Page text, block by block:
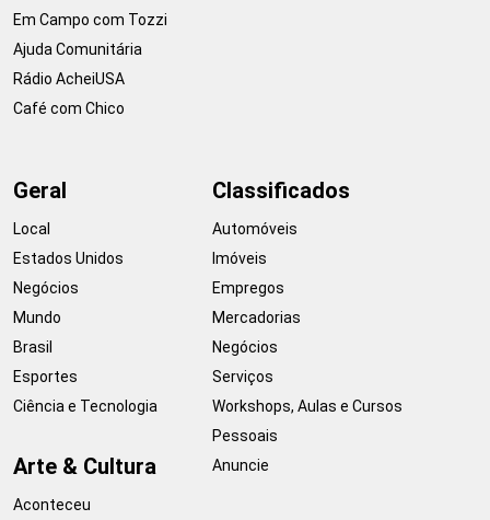
Em Campo com Tozzi
Ajuda Comunitária
Rádio AcheiUSA
Café com Chico
Geral
Local
Estados Unidos
Negócios
Mundo
Brasil
Esportes
Ciência e Tecnologia
Arte & Cultura
Aconteceu
Classificados
Automóveis
Imóveis
Empregos
Mercadorias
Negócios
Serviços
Workshops, Aulas e Cursos
Pessoais
Anuncie